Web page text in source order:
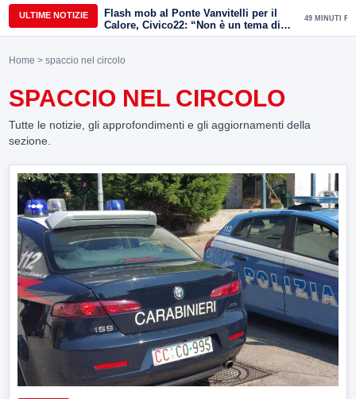
ULTIME NOTIZIE
Flash mob al Ponte Vanvitelli per il
Calore, Civico22: “Non è un tema di
quartiere, riguarda tutta Benevento”
49 MINUTI FA
Home > spaccio nel circolo
SPACCIO NEL CIRCOLO
Tutte le notizie, gli approfondimenti e gli aggiornamenti della
sezione.